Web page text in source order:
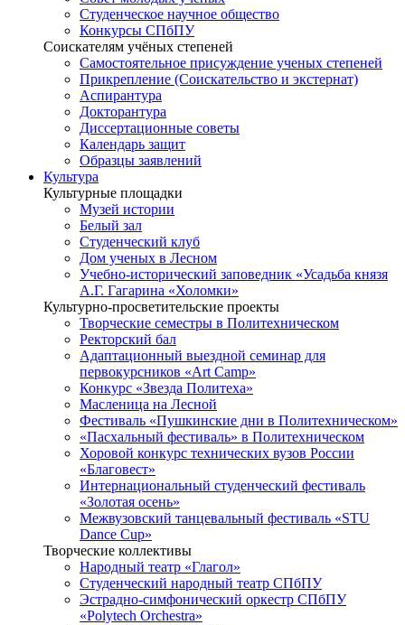
Студенческое научное общество
Конкурсы СПбПУ
Соискателям учёных степеней
Самостоятельное присуждение ученых степеней
Прикрепление (Соискательство и экстернат)
Аспирантура
Докторантура
Диссертационные советы
Календарь защит
Образцы заявлений
Культура
Культурные площадки
Музей истории
Белый зал
Студенческий клуб
Дом ученых в Лесном
Учебно-исторический заповедник «Усадьба князя
А.Г. Гагарина «Холомки»
Культурно-просветительские проекты
Творческие семестры в Политехническом
Ректорский бал
Адаптационный выездной семинар для
первокурсников «Art Camp»
Конкурс «Звезда Политеха»
Масленица на Лесной
Фестиваль «Пушкинские дни в Политехническом»
«Пасхальный фестиваль» в Политехническом
Хоровой конкурс технических вузов России
«Благовест»
Интернациональный студенческий фестиваль
«Золотая осень»
Межвузовский танцевальный фестиваль «STU
Dance Cup»
Творческие коллективы
Народный театр «Глагол»
Студенческий народный театр СПбПУ
Эстрадно-симфонический оркестр СПбПУ
«Polytech Orchestra»